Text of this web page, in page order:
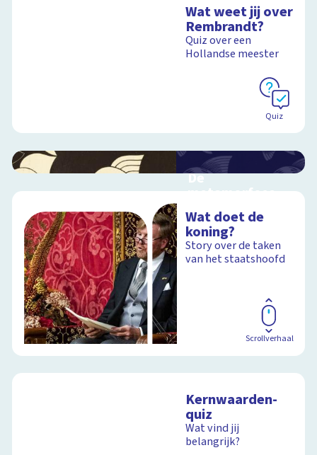
Wat weet jij over
Rembrandt?
Quiz over een
Hollandse meester
Quiz
De
metamorfose
van Escher
Interactieve
schoolplaat over het
werk van Escher
Schoolplaat
Wat doet de
koning?
Story over de taken
van het staatshoofd
Scrollverhaal
Kernwaarden-
quiz
Wat vind jij
belangrijk?